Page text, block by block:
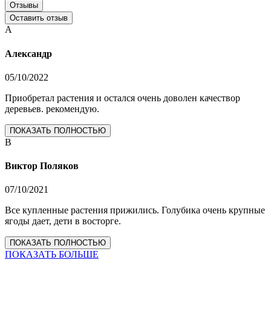
Отзывы
Оставить отзыв
А
Александр
05/10/2022
Приобретал растения и остался очень доволен качествор
деревьев. рекомендую.
ПОКАЗАТЬ ПОЛНОСТЬЮ
В
Виктор Поляков
07/10/2021
Все купленные растения прижились. Голубика очень крупные
ягоды дает, дети в восторге.
ПОКАЗАТЬ ПОЛНОСТЬЮ
ПОКАЗАТЬ БОЛЬШЕ